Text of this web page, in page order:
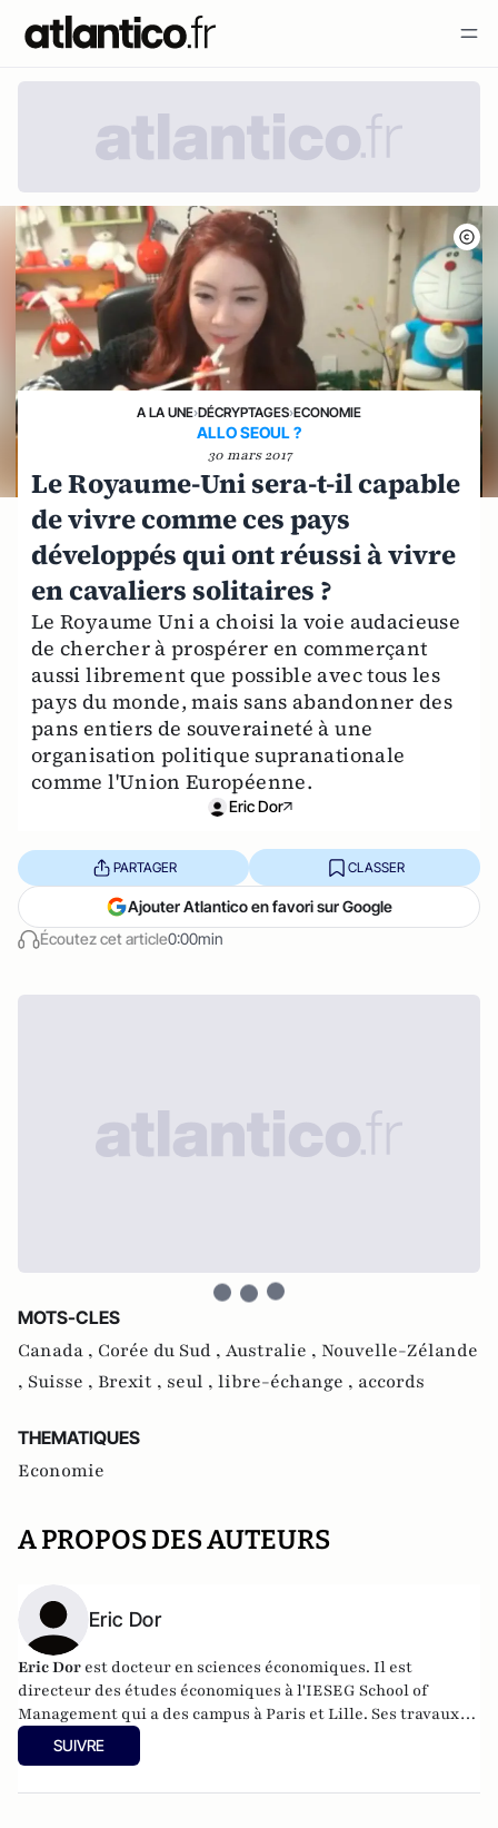
A LA UNE›DÉCRYPTAGES›ECONOMIE
ALLO SEOUL ?
30 mars 2017
Le Royaume-Uni sera-t-il capable
de vivre comme ces pays
développés qui ont réussi à vivre
en cavaliers solitaires ?
Le Royaume Uni a choisi la voie audacieuse
de chercher à prospérer en commerçant
aussi librement que possible avec tous les
pays du monde, mais sans abandonner des
pans entiers de souveraineté à une
organisation politique supranationale
comme l'Union Européenne.
Eric Dor
Écoutez cet article0:00min
PARTAGER CLASSER
Ajouter Atlantico en favori sur Google
MOTS-CLES
Canada , Corée du Sud , Australie , Nouvelle-Zélande
, Suisse , Brexit , seul , libre-échange , accords
THEMATIQUES
Economie
A PROPOS DES AUTEURS
Eric Dor
Eric Dor est docteur en sciences économiques. Il est
directeur des études économiques à l'IESEG School of
Management qui a des campus à Paris et Lille. Ses travaux
portent sur la macroéconomie monétaire et financière,
ainsi que sur l'analyse conjoncturelle et l'économie
SUIVRE